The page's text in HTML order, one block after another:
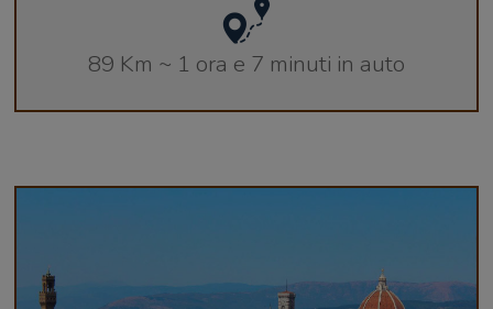
89 Km ~ 1 ora e 7 minuti in auto